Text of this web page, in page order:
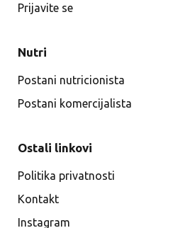
Prijavite se
Nutri
Postani nutricionista
Postani komercijalista
Ostali linkovi
Politika privatnosti
Kontakt
Instagram